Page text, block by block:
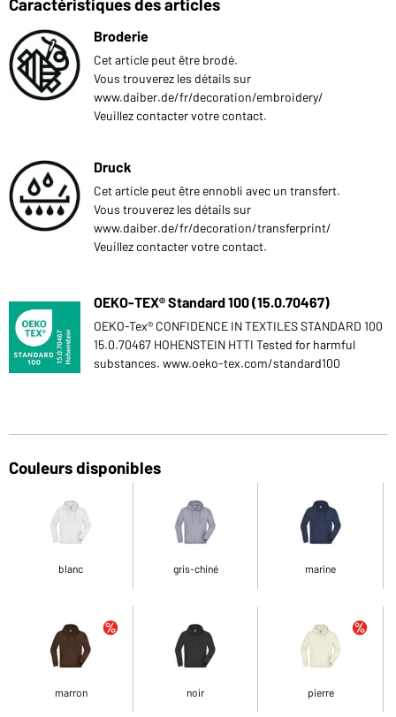
Broderie
Cet article peut être brodé.
Vous trouverez les détails sur
www.daiber.de/fr/decoration/embroidery/
Veuillez contacter votre contact.
Druck
Cet article peut être ennobli avec un transfert.
Vous trouverez les détails sur
www.daiber.de/fr/decoration/transferprint/
Veuillez contacter votre contact.
OEKO-TEX® Standard 100 (15.0.70467)
OEKO-Tex® CONFIDENCE IN TEXTILES STANDARD 100
15.0.70467 HOHENSTEIN HTTI Tested for harmful
substances. www.oeko-tex.com/standard100
Couleurs disponibles
blanc gris-chiné marine
marron noir pierre